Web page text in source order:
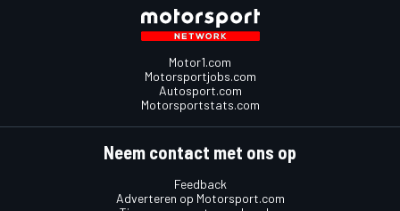
Motor1.com
Motorsportjobs.com
Autosport.com
Motorsportstats.com
Neem contact met ons op
Feedback
Adverteren op Motorsport.com